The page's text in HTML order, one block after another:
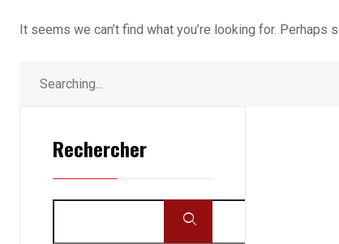
It seems we can’t find what you’re looking for. Perhaps
Rechercher